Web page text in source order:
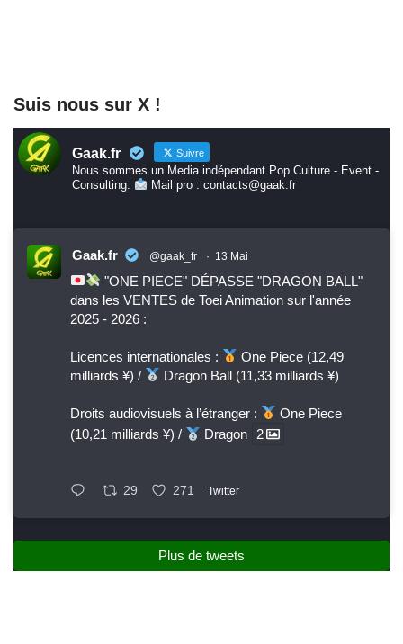
Suis nous sur X !
Gaak.fr Suivre
Nous sommes un Media indépendant Pop Culture - Event -
Consulting.
Mail pro : contacts@gaak.fr
Gaak.fr @gaak_fr · 13 Mai
"ONE PIECE" DÉPASSE "DRAGON BALL"
dans les VENTES de Toei Animation sur l'année
2025 - 2026 :
Licences internationales :
One Piece (12,49
milliards ¥) /
Dragon Ball (11,33 milliards ¥)
Droits audiovisuels à l’étranger :
One Piece
(10,21 milliards ¥) /
Dragon 2
29 271 Twitter
Plus de tweets